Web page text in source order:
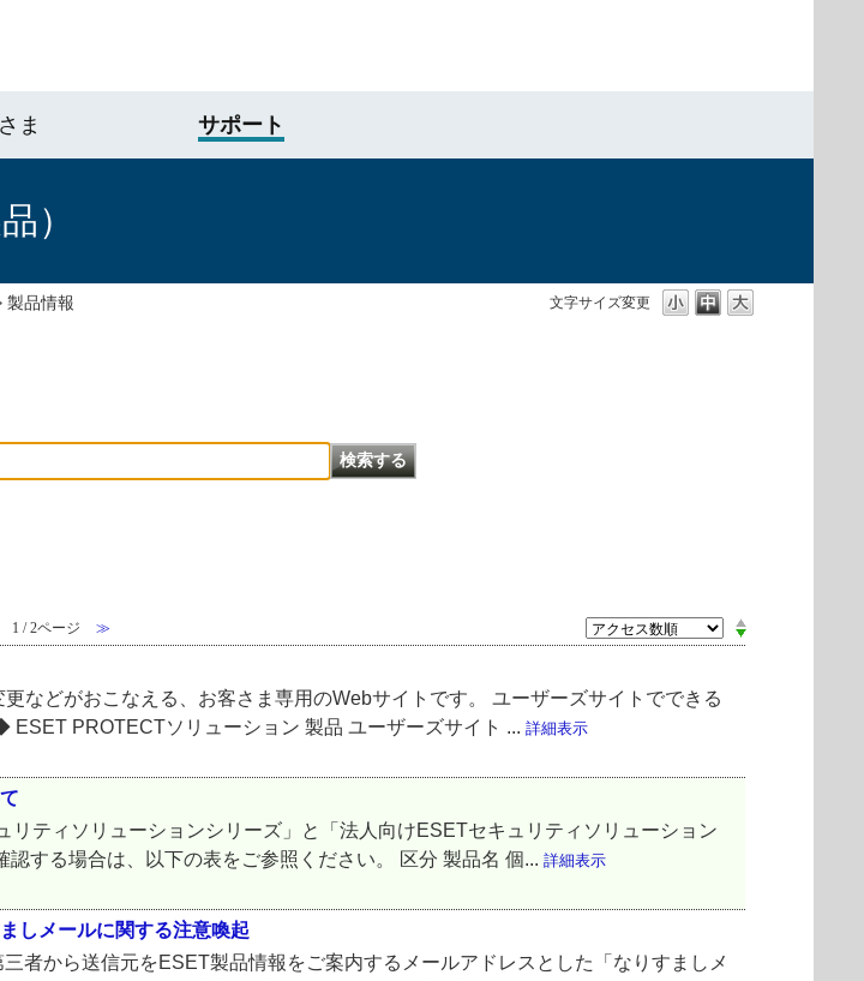
ま サポート
）
文字サイズ変更
製品情報
1 / 2ページ ≫
などがおこなえる、お客さま専用のWebサイトです。 ユーザーズサイトでできる
PROTECTソリューション 製品 ユーザーズサイト ... 詳細表示
ティソリューションシリーズ」と「法人向けESETセキュリティソリューション
する場合は、以下の表をご参照ください。 区分 製品名 個... 詳細表示
しメールに関する注意喚起
者から送信元をESET製品情報をご案内するメールアドレスとした「なりすましメ